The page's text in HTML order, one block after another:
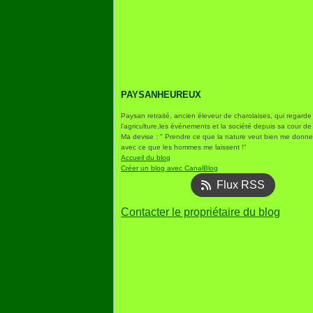
PAYSANHEUREUX
Paysan retraité, ancien éleveur de charolaises, qui regarde
l'agriculture,les événements et la société depuis sa cour de
Ma devise : " Prendre ce que la nature veut bien me
avec ce que les hommes me laissent !"
Accueil du blog
Créer un blog avec CanalBlog
Flux RSS
Contacter le propriétaire du blog